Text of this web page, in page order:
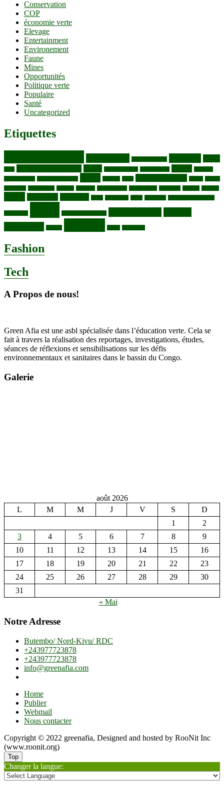
Conservation
COP
économie verte
Elevage
Entertainment
Environement
Faune
Mines
Opportunités
Politique verte
Populaire
Santé
Uncategorized
Etiquettes
Fashion
Tech
A Propos de nous!
Green Afia est une asbl spécialisée dans l’éducation verte. Cela se
fait à travers la réalisation des reportages, investigations, études,
séances de réflexions et sensibilisations sur les défis
environnementaux et sanitaires dans le bassin du Congo.
Galerie
août 2026
L
M M J V S
D
1
2
3
4 5 6 7 8
9
10
11 12 13 14 15
16
17
18 19 20 21 22
23
24
25 26 27 28 29
30
31
« Mai
Notre Adresse
Butembo/ Nord-Kivu/ RDC
+243977723878
+243977723878
info@greenafia.com
Home
Publier
Webmail
Nous contacter
Copyright © 2022 greenafia, Designed and hosted by RooNit Inc
(www.roonit.org)
Top
Changer la langue: